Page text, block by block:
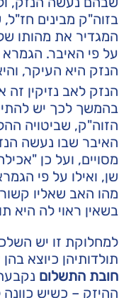
בזוה"ק מבינים
המגדיר את מהותו
על פי האיבר.
הנזק היא העיקר,
הנזק לאב נזיקין זה
בהמשך לכך יש
הזוה"ק, שביטויה
האיבר שבו נעשה
מסויים, ועל כן
שן, ואילו על פי
מהו האב שאליו
בשאין ראוי לה היא
למחלוקת זו יש
תולדותיהן כיוצא
חובת התשלום
ההיזק – כשיש